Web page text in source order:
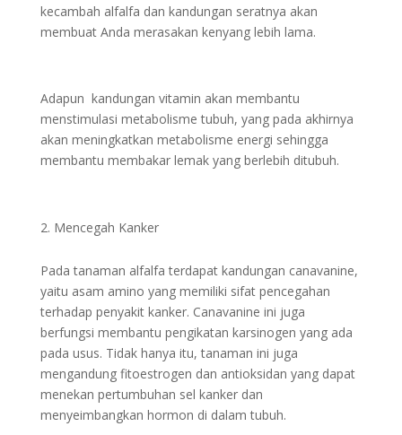
kecambah alfalfa dan kandungan seratnya akan
membuat Anda merasakan kenyang lebih lama.
Adapun kandungan vitamin akan membantu
menstimulasi metabolisme tubuh, yang pada akhirnya
akan meningkatkan metabolisme energi sehingga
membantu membakar lemak yang berlebih ditubuh.
Mencegah Kanker
Pada tanaman alfalfa terdapat kandungan canavanine,
yaitu asam amino yang memiliki sifat pencegahan
terhadap penyakit kanker. Canavanine ini juga
berfungsi membantu pengikatan karsinogen yang ada
pada usus. Tidak hanya itu, tanaman ini juga
mengandung fitoestrogen dan antioksidan yang dapat
menekan pertumbuhan sel kanker dan
menyeimbangkan hormon di dalam tubuh.